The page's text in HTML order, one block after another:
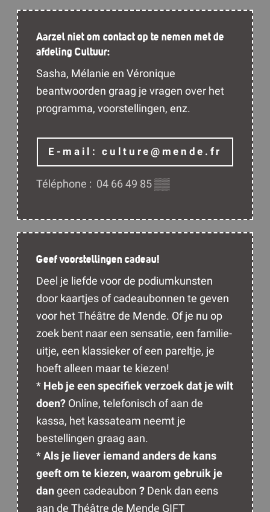
Aarzel niet om contact op te nemen met de
afdeling Cultuur:
Sasha, Mélanie en Véronique
beantwoorden graag je vragen over het
programma, voorstellingen, enz.
E-mail:culture@mende.fr
Téléphone : 04 66 49 85▒▒
Geef voorstellingen cadeau!
Deel je liefde voor de podiumkunsten
door kaartjes of cadeaubonnen te geven
voor het Théâtre de Mende. Of je nu op
zoek bent naar een sensatie, een familie-
uitje, een klassieker of een pareltje, je
hoeft alleen maar te kiezen!
* Heb je een specifiek verzoek dat je wilt
doen?Online, telefonisch of aan de
kassa, het kassateam neemt je
bestellingen graag aan.
*Als je liever iemand anders de kans
geeft om te kiezen, waarom gebruik je
dan geen cadeaubon ?Denk dan eens
aan de Théâtre de Mende GIFT